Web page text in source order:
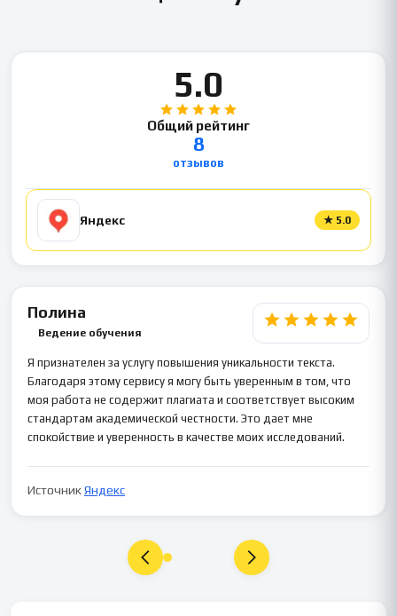
5.0
Общий рейтинг
8
отзывов
Яндекс ★ 5.0
Полина
Ведение обучения
Я признателен за услугу повышения уникальности текста.
Благодаря этому сервису я могу быть уверенным в том, что
моя работа не содержит плагиата и соответствует высоким
стандартам академической честности. Это дает мне
спокойствие и уверенность в качестве моих исследований.
ИсточникЯндекс